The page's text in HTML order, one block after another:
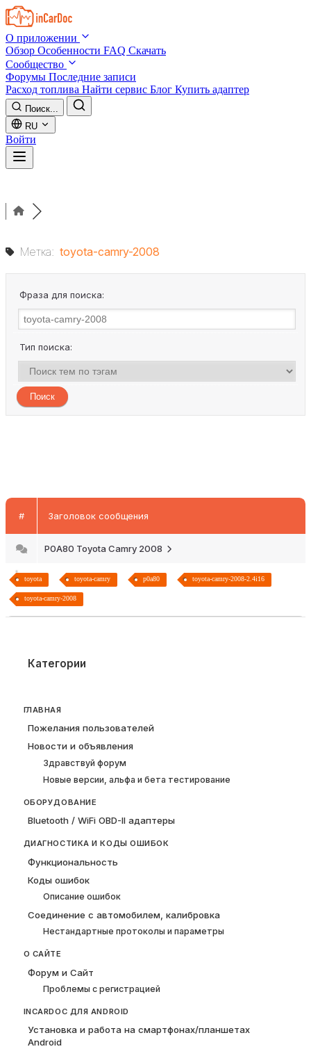
Skip to main content
О приложении
Обзор Особенности FAQ Скачать
Сообщество
Форумы Последние записи
Расход топлива Найти сервис Блог Купить адаптер
Поиск...
RU
Войти
Метка: toyota-camry-2008
Фраза для поиска:
Тип поиска:
# Заголовок сообщения
P0A80 Toyota Camry 2008
toyota toyota-camry p0a80 toyota-camry-2008-2.4i16
toyota-camry-2008
Категории
ГЛАВНАЯ
Пожелания пользователей
Новости и объявления
Здравствуй форум
Новые версии, альфа и бета тестирование
ОБОРУДОВАНИЕ
Bluetooth / WiFi OBD-II адаптеры
ДИАГНОСТИКА И КОДЫ ОШИБОК
Функциональность
Коды ошибок
Описание ошибок
Соединение с автомобилем, калибровка
Нестандартные протоколы и параметры
О САЙТЕ
Форум и Сайт
Проблемы с регистрацией
INCARDOC ДЛЯ ANDROID
Установка и работа на смартфонах/планшетах
Android